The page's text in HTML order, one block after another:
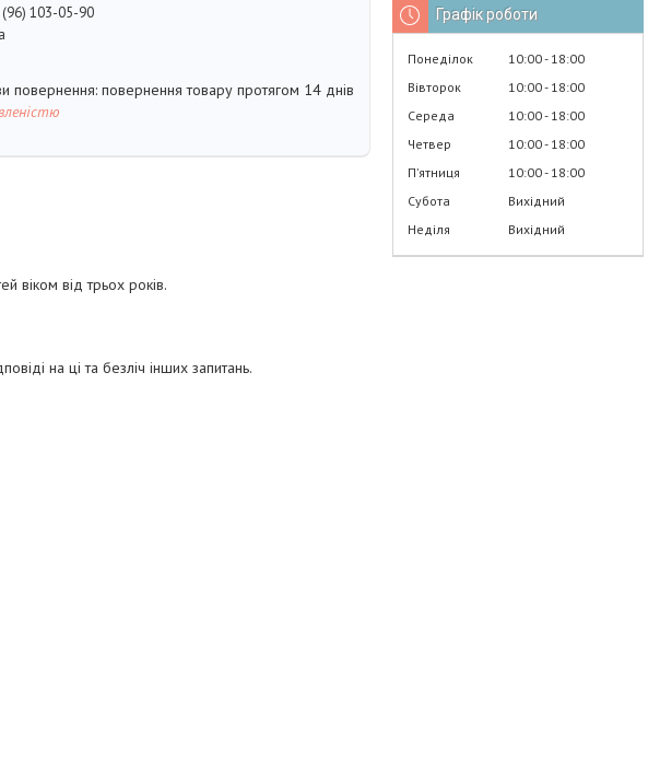
103-05-90
повернення товару протягом 14 днів
віком від трьох років.
на ці та безліч інших запитань.
Графік роботи
Понеділок 10:00 18:00
Вівторок
10:00 18:00
Середа
10:00 18:00
Четвер
10:00 18:00
Пʼятниця
10:00 18:00
Субота
Вихідний
Неділя
Вихідний